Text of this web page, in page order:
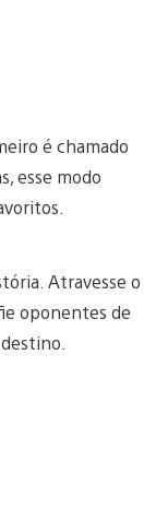
é chamado
esse modo
Atravesse o
oponentes de